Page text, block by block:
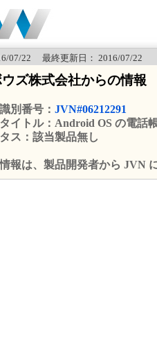
07/22 最終更新日： 2016/07/22
ズ株式会社からの情報
別番号： JVN#06212291
イトル：Android OS の電話
ス：該当製品無し
報は、製品開発者から JVN